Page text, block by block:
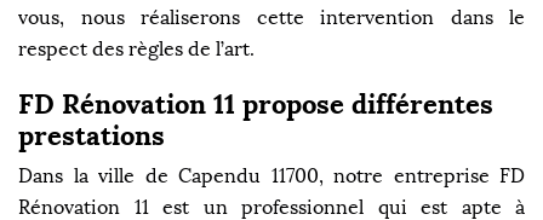
vous, nous réaliserons cette intervention dans le
respect des règles de l’art.
FD Rénovation 11 propose différentes
prestations
Dans la ville de Capendu 11700, notre entreprise FD
Rénovation 11 est un professionnel qui est apte à